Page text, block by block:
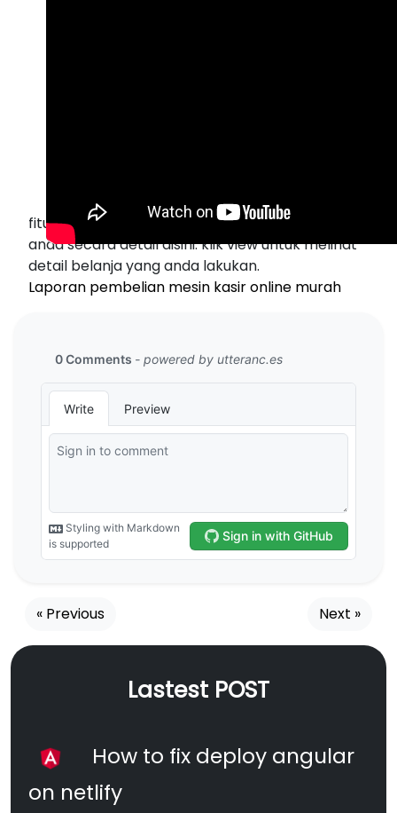
fitur laporan untuk melakukan cek pembelian
anda secara detail disini. klik view untuk melihat
detail belanja yang anda lakukan.
Laporan pembelian mesin kasir online murah
« Previous Next »
Lastest POST
How to fix deploy angular
on netlify